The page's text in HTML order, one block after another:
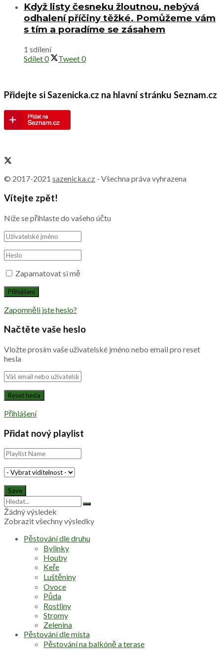
Když listy česneku žloutnou, nebývá
odhalení příčiny těžké. Pomůžeme vám
s tím a poradíme se zásahem
1 sdílení
Sdílet0 Tweet0
Přidejte si Sazenicka.cz na hlavní stránku Seznam.cz
© 2017-2021 sazenicka.cz - Všechna práva vyhrazena
Vítejte zpět!
Níže se přihlaste do vašeho účtu
Zapamatovat si mě
Zapomněli jste heslo?
Načtěte vaše heslo
Vložte prosím vaše uživatelské jméno nebo email pro reset
hesla
Přihlášení
Přidat nový playlist
Žádný výsledek
Zobrazit všechny výsledky
Pěstování dle druhu
Bylinky
Houby
Keře
Luštěniny
Ovoce
Půda
Rostliny
Stromy
Zelenina
Pěstování dle místa
Pěstování na balkóně a terase